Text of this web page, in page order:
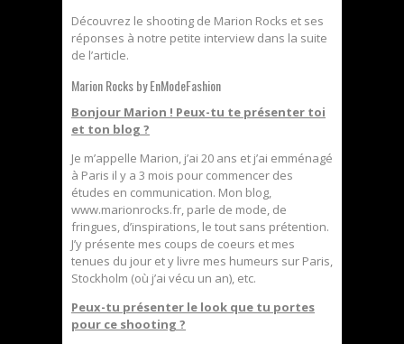
Découvrez le shooting de Marion Rocks et ses
réponses à notre petite interview dans la suite
de l’article.
Marion Rocks by EnModeFashion
Bonjour Marion ! Peux-tu te présenter toi
et ton blog ?
Je m’appelle Marion, j’ai 20 ans et j’ai emménagé
à Paris il y a 3 mois pour commencer des
études en communication. Mon blog,
www.marionrocks.fr, parle de mode, de
fringues, d’inspirations, le tout sans prétention.
J’y présente mes coups de coeurs et mes
tenues du jour et y livre mes humeurs sur Paris,
Stockholm (où j’ai vécu un an), etc.
Peux-tu présenter le look que tu portes
pour ce shooting ?